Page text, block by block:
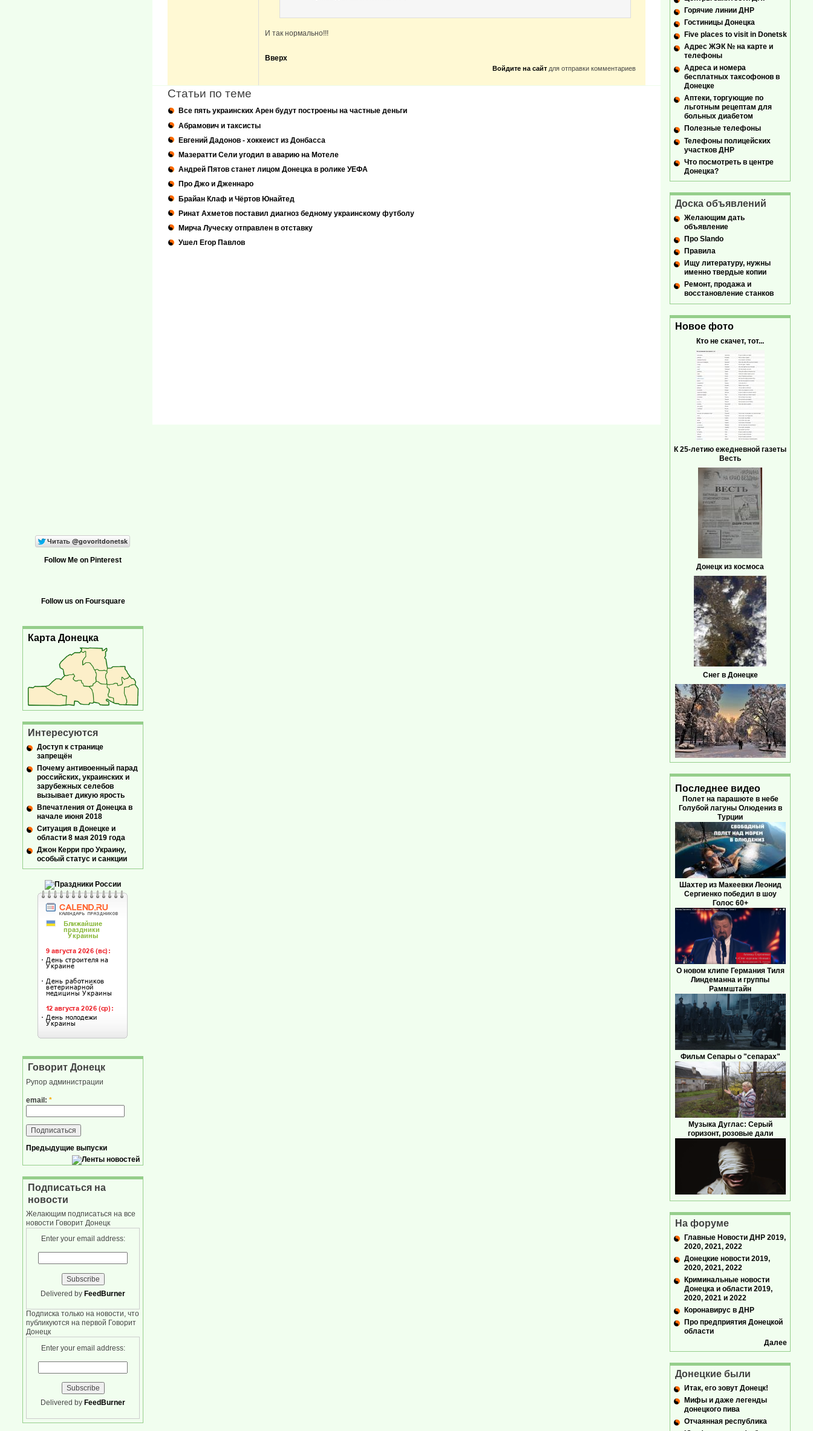
И так нормально!!!
Вверх
Войдите на сайтдля отправки комментариев
Статьи по теме
Все пять украинских Арен будут построены на частные деньги
Абрамович и таксисты
Евгений Дадонов - хоккеист из Донбасса
Мазератти Сели угодил в аварию на Мотеле
Андрей Пятов станет лицом Донецка в ролике УЕФА
Про Джо и Дженнаро
Брайан Клаф и Чёртов Юнайтед
Ринат Ахметов поставил диагноз бедному украинскому футболу
Мирча Луческу отправлен в отставку
Ушел Егор Павлов
Follow Me on Pinterest
Follow us on Foursquare
Карта Донецка
Интересуются
Доступ к странице
запрещён
Почему антивоенный парад
российских, украинских и
зарубежных селебов
вызывает дикую ярость
Впечатления от Донецка в
начале июня 2018
Ситуация в Донецке и
области 8 мая 2019 года
Джон Керри про Украину,
особый статус и санкции
Говорит Донецк
Рупор администрации
email: *
Предыдущие выпуски
Подписаться на
новости
Желающим подписаться на все
новости Говорит Донецк
Enter your email address:
Delivered by FeedBurner
Подписка только на новости, что
публикуются на первой Говорит
Донецк
Enter your email address:
Delivered by FeedBurner
Горячие линии ДНР
Гостиницы Донецка
Five places to visit in Donetsk
Адрес ЖЭК № на карте и
телефоны
Адреса и номера
бесплатных таксофонов в
Донецке
Аптеки, торгующие по
льготным рецептам для
больных диабетом
Полезные телефоны
Телефоны полицейских
участков ДНР
Что посмотреть в центре
Донецка?
Доска объявлений
Желающим дать
объявление
Про Slando
Правила
Ищу литературу, нужны
именно твердые копии
Ремонт, продажа и
восстановление станков
Новое фото
Кто не скачет, тот...
К 25-летию ежедневной газеты
Весть
Донецк из космоса
Снег в Донецке
Последнее видео
Полет на парашюте в небе
Голубой лагуны Олюдениз в
Турции
Шахтер из Макеевки Леонид
Сергиенко победил в шоу
Голос 60+
О новом клипе Германия Тиля
Линдеманна и группы
Раммштайн
Фильм Сепары о "сепарах"
Музыка Дуглас: Серый
горизонт, розовые дали
На форуме
Главные Новости ДНР 2019,
2020, 2021, 2022
Донецкие новости 2019,
2020, 2021, 2022
Криминальные новости
Донецка и области 2019,
2020, 2021 и 2022
Коронавирус в ДНР
Про предприятия Донецкой
области
Далее
Донецкие были
Итак, его зовут Донецк!
Мифы и даже легенды
донецкого пива
Отчаянная республика